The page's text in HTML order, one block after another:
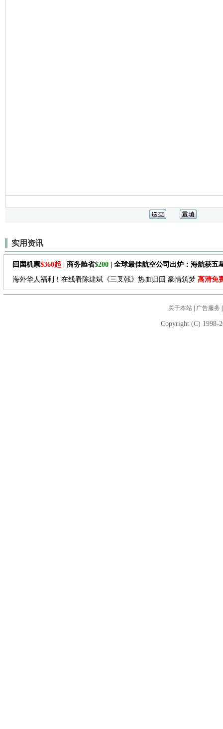
实用资讯
回国机票$360起 | 商务舱省$200 | 全球最佳航空公司出炉：海航获五
海外华人福利！在线看陈建斌《三叉戟》热血归回 豪情筑梦 高清免
关于本站| 广告服务
Copyright (C) 1998-